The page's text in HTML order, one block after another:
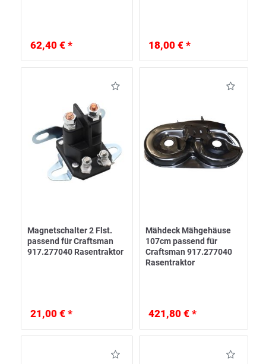
62,40 € * 18,00 € *
Magnetschalter 2 Flst.
passend für Craftsman
917.277040 Rasentraktor
21,00 € *
Mähdeck Mähgehäuse
107cm passend für
Craftsman 917.277040
Rasentraktor
421,80 € *